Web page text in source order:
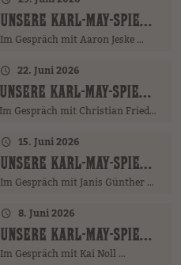
UNSERE KARL-MAY-SPIELE DARSTELLER (6)
Im Gespräch mit Aaron Jeske …
22. Juni 2026
UNSERE KARL-MAY-SPIELE DARSTELLER (5)
Im Gespräch mit Christian Friedrich …
15. Juni 2026
UNSERE KARL-MAY-SPIELE DARSTELLER (4)
Im Gespräch mit Janis Günther …
8. Juni 2026
UNSERE KARL-MAY-SPIELE DARSTELLER (3)
Im Gespräch mit Kai Noll …